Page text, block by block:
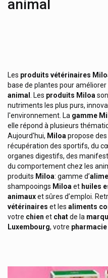
animal
Les produits vétérinaires
base de plantes pour
animal . Les produits Miloa
nutriments les plus purs,
l'environnement. La gamme
elle répond à plusieurs
Aujourd'hui, Miloapropose des
récupération des sportifs, du
organes digestifs, des
du comportement chez les
produits Miloa: gamme d’
shampooings Miloaet huiles
animauxet sûres d’emploi.
vétérinaires et les aliments
votre chien et chatde la
Luxembourg, votre pharmacie
M&m
Madaus Médicaments
Magnecaps Magnésium
Manix
Marque Verte
Mars
Marvis Dentifrices
Masque
Matchstick Monkey Dentition
Mbrace Orifarm Health
Mead Johnson Nutrition